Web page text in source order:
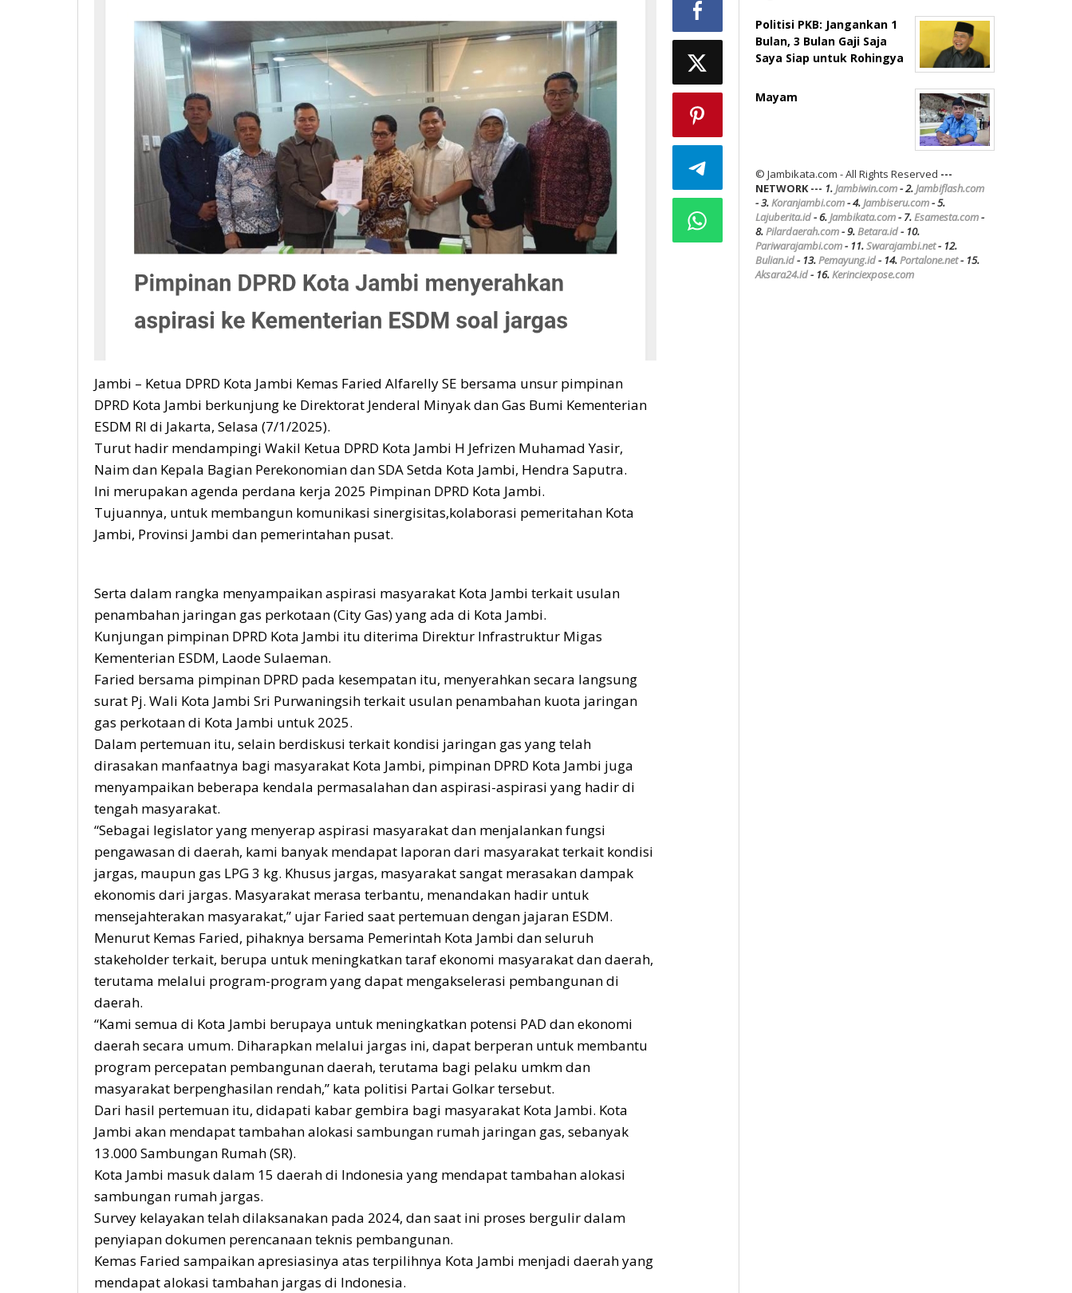
Jambi – Ketua DPRD Kota Jambi Kemas Faried Alfarelly SE bersama unsur pimpinan
DPRD Kota Jambi berkunjung ke Direktorat Jenderal Minyak dan Gas Bumi Kementerian
ESDM RI di Jakarta, Selasa (7/1/2025).
Turut hadir mendampingi Wakil Ketua DPRD Kota Jambi H Jefrizen Muhamad Yasir,
Naim dan Kepala Bagian Perekonomian dan SDA Setda Kota Jambi, Hendra Saputra.
Ini merupakan agenda perdana kerja 2025 Pimpinan DPRD Kota Jambi.
Tujuannya, untuk membangun komunikasi sinergisitas,kolaborasi pemeritahan Kota
Jambi, Provinsi Jambi dan pemerintahan pusat.
Serta dalam rangka menyampaikan aspirasi masyarakat Kota Jambi terkait usulan
penambahan jaringan gas perkotaan (City Gas) yang ada di Kota Jambi.
Kunjungan pimpinan DPRD Kota Jambi itu diterima Direktur Infrastruktur Migas
Kementerian ESDM, Laode Sulaeman.
Faried bersama pimpinan DPRD pada kesempatan itu, menyerahkan secara langsung
surat Pj. Wali Kota Jambi Sri Purwaningsih terkait usulan penambahan kuota jaringan
gas perkotaan di Kota Jambi untuk 2025.
Dalam pertemuan itu, selain berdiskusi terkait kondisi jaringan gas yang telah
dirasakan manfaatnya bagi masyarakat Kota Jambi, pimpinan DPRD Kota Jambi juga
menyampaikan beberapa kendala permasalahan dan aspirasi-aspirasi yang hadir di
tengah masyarakat.
“Sebagai legislator yang menyerap aspirasi masyarakat dan menjalankan fungsi
pengawasan di daerah, kami banyak mendapat laporan dari masyarakat terkait kondisi
jargas, maupun gas LPG 3 kg. Khusus jargas, masyarakat sangat merasakan dampak
ekonomis dari jargas. Masyarakat merasa terbantu, menandakan hadir untuk
mensejahterakan masyarakat,” ujar Faried saat pertemuan dengan jajaran ESDM.
Menurut Kemas Faried, pihaknya bersama Pemerintah Kota Jambi dan seluruh
stakeholder terkait, berupa untuk meningkatkan taraf ekonomi masyarakat dan daerah,
terutama melalui program-program yang dapat mengakselerasi pembangunan di
daerah.
“Kami semua di Kota Jambi berupaya untuk meningkatkan potensi PAD dan ekonomi
daerah secara umum. Diharapkan melalui jargas ini, dapat berperan untuk membantu
program percepatan pembangunan daerah, terutama bagi pelaku umkm dan
masyarakat berpenghasilan rendah,” kata politisi Partai Golkar tersebut.
Dari hasil pertemuan itu, didapati kabar gembira bagi masyarakat Kota Jambi. Kota
Jambi akan mendapat tambahan alokasi sambungan rumah jaringan gas, sebanyak
13.000 Sambungan Rumah (SR).
Kota Jambi masuk dalam 15 daerah di Indonesia yang mendapat tambahan alokasi
sambungan rumah jargas.
Survey kelayakan telah dilaksanakan pada 2024, dan saat ini proses bergulir dalam
penyiapan dokumen perencanaan teknis pembangunan.
Kemas Faried sampaikan apresiasinya atas terpilihnya Kota Jambi menjadi daerah yang
mendapat alokasi tambahan jargas di Indonesia.
Politisi PKB: Jangankan 1
Bulan, 3 Bulan Gaji Saja
Saya Siap untuk Rohingya
Mayam
© Jambikata.com - All Rights Reserved ---
NETWORK --- 1.Jambiwin.com- 2.Jambiflash.com
- 3.Koranjambi.com- 4.Jambiseru.com- 5.
Lajuberita.id- 6.Jambikata.com- 7.Esamesta.com-
8.Pilardaerah.com- 9.Betara.id- 10.
Pariwarajambi.com- 11.Swarajambi.net- 12.
Bulian.id- 13.Pemayung.id- 14.Portalone.net- 15.
Aksara24.id- 16.Kerinciexpose.com